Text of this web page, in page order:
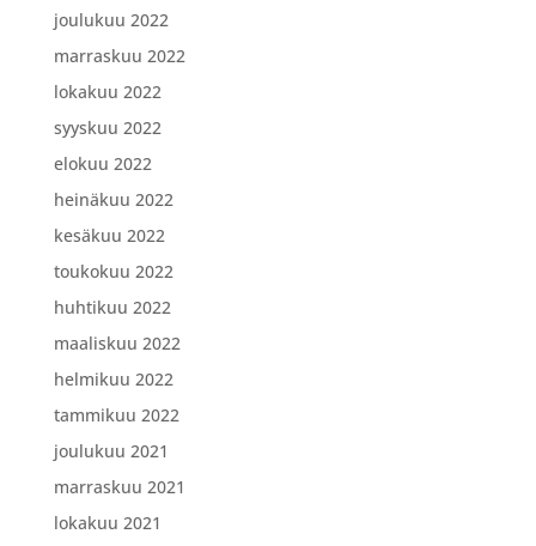
joulukuu 2022
marraskuu 2022
lokakuu 2022
syyskuu 2022
elokuu 2022
heinäkuu 2022
kesäkuu 2022
toukokuu 2022
huhtikuu 2022
maaliskuu 2022
helmikuu 2022
tammikuu 2022
joulukuu 2021
marraskuu 2021
lokakuu 2021